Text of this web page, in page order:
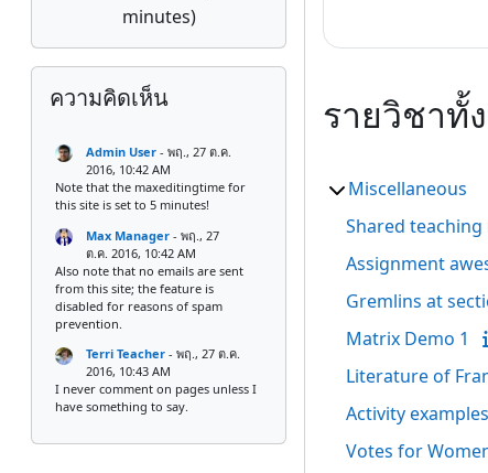
รายวิชาทั้
Miscellaneous
Shared
Assignment
Gremlins at
Matrix Demo 1
Literature of
Activity examples
Votes for
minutes)
ข้าม {$ a}
ความคิดเห็น
Admin User -พฤ., 27 ต.ค.
2016, 10:42 AM
Note that the maxeditingtime for
this site is set to 5 minutes!
Max Manager -พฤ., 27
ต.ค. 2016, 10:42 AM
Also note that no emails are sent
from this site; the feature is
disabled for reasons of spam
prevention.
Terri Teacher -พฤ., 27 ต.ค.
2016, 10:43 AM
I never comment on pages unless I
have something to say.